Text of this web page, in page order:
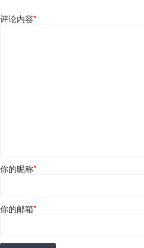
评论内容*
你的昵称*
你的邮箱*